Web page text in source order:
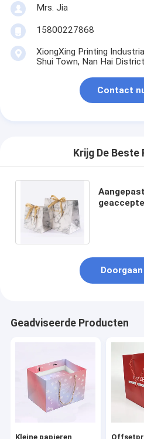
Mrs. Jia
15800227868
XiongXing Printing
Shui Town, Nan Hai
Contact
Krijg De Beste
Doorgaan
Geadviseerde Producten
Kleine papieren